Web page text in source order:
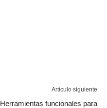
Artículo siguiente
Herramientas funcionales para